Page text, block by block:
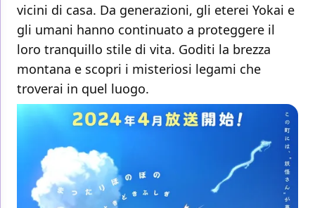
vicini di casa. Da generazioni, gli eterei Yokai e
gli umani hanno continuato a proteggere il
loro tranquillo stile di vita. Goditi la brezza
montana e scopri i misteriosi legami che
troverai in quel luogo.